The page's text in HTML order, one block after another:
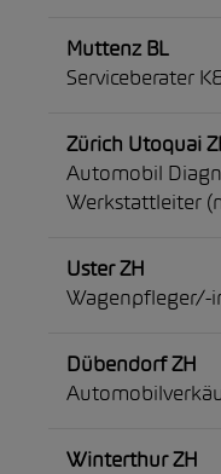
Muttenz BL
Serviceberater
Zürich Utoquai
Automobil
Werkstattleiter
Uster ZH
Wagenpfleger/-
Dübendorf ZH
Winterthur ZH